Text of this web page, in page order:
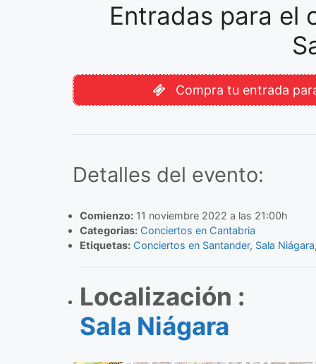
Entradas para el
Compra tu entrada
Detalles del evento:
Comienzo:11 noviembre 2022 a las 21:00h
Categorias: Conciertos en Cantabria
Etiquetas: Conciertos en Santander, Sala Niágara
Localización :
Sala Niágara